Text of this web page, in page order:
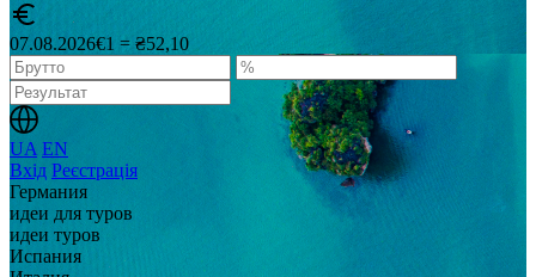
07.08.2026€1 = ₴52,10
UA EN
Вхід Реєстрація
Германия
идеи для туров
идеи туров
Испания